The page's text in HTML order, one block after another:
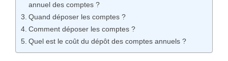
annuel des comptes ?
Quand déposer les comptes ?
Comment déposer les comptes ?
Quel est le coût du dépôt des comptes annuels ?